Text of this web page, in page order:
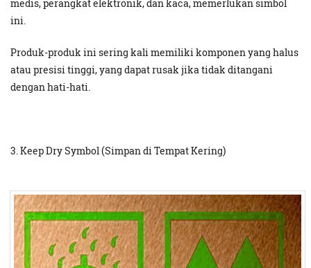
medis, perangkat elektronik, dan kaca, memerlukan simbol
ini.
Produk-produk ini sering kali memiliki komponen yang halus
atau presisi tinggi, yang dapat rusak jika tidak ditangani
dengan hati-hati.
3. Keep Dry Symbol (Simpan di Tempat Kering)